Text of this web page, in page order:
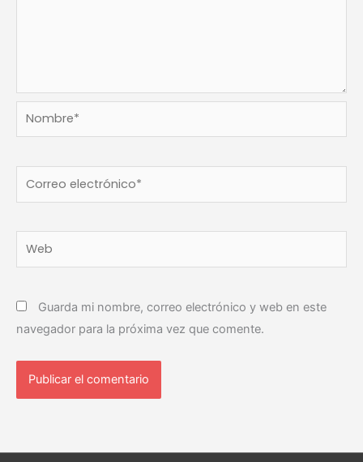
Nombre*
Guarda mi nombre, correo electrónico y web en este
navegador para la próxima vez que comente.